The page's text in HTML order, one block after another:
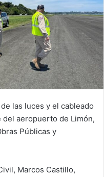
las luces y el cableado
aeropuerto de Limón,
Públicas y
Marcos Castillo,